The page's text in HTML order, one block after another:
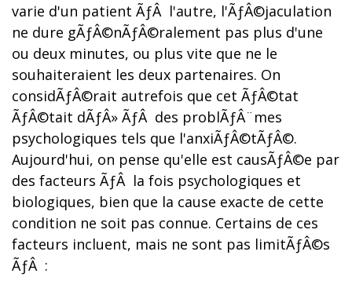
varie d'un patient ÃƒÂ l'autre, l'ÃƒÂ©jaculation
ne dure gÃƒÂ©nÃƒÂ©ralement pas plus d'une
ou deux minutes, ou plus vite que ne le
souhaiteraient les deux partenaires. On
considÃƒÂ©rait autrefois que cet ÃƒÂ©tat
ÃƒÂ©tait dÃƒÂ» ÃƒÂ des problÃƒÂ¨mes
psychologiques tels que l'anxiÃƒÂ©tÃƒÂ©.
Aujourd'hui, on pense qu'elle est causÃƒÂ©e par
des facteurs ÃƒÂ la fois psychologiques et
biologiques, bien que la cause exacte de cette
condition ne soit pas connue. Certains de ces
facteurs incluent, mais ne sont pas limitÃƒÂ©s
ÃƒÂ :